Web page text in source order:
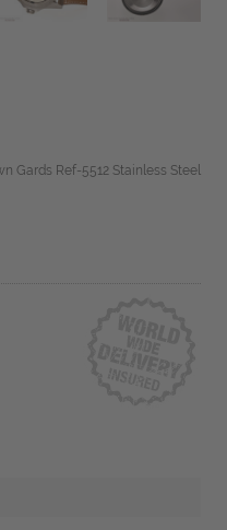
Gards Ref-5512 Stainless Steel